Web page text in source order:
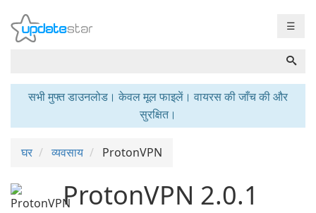
☰
सभी मुफ्त डाउनलोड। केवल मूल फाइलें। वायरस की जाँच की और
सुरक्षित।
घर व्यवसाय ProtonVPN
ProtonVPN 2.0.1